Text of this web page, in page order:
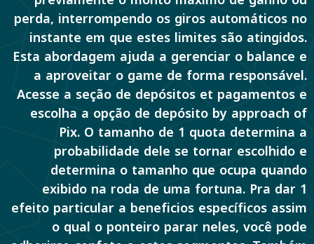
perda, interrompendo os giros automáticos no
instante em que estes limites são atingidos.
Esta abordagem ajuda a gerenciar o balance e
a aproveitar o game de forma responsável.
Acesse a seção de depósitos et pagamentos e
escolha a opção de depósito by approach of
Pix. O tamanho de 1 quota determina a
probabilidade dele se tornar escolhido e
determina o tamanho que ocupa quando
exibido na roda de uma fortuna. Pra dar 1
efeito particular a beneficios específicos assim
o qual o ponteiro parar neles, você pode